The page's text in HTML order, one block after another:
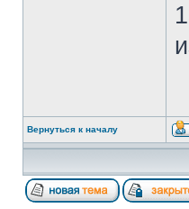
Вернуться к началу